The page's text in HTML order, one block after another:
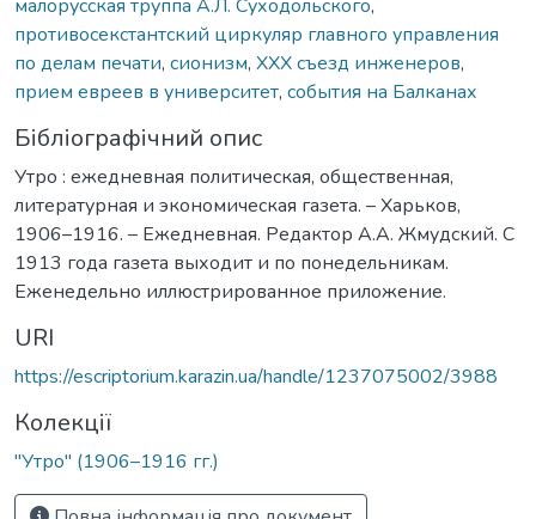
малорусская труппа А.Л. Суходольского,
противосекстантский циркуляр главного управления
по делам печати, сионизм, ХХХ съезд инженеров,
прием евреев в университет, события на Балканах
Бібліографічний опис
Утро : ежедневная политическая, общественная,
литературная и экономическая газета. – Харьков,
1906–1916. – Ежедневная. Редактор А.А. Жмудский. С
1913 года газета выходит и по понедельникам.
Еженедельно иллюстрированное приложение.
URI
https://escriptorium.karazin.ua/handle/1237075002/3988
Колекції
"Утро" (1906–1916 гг.)